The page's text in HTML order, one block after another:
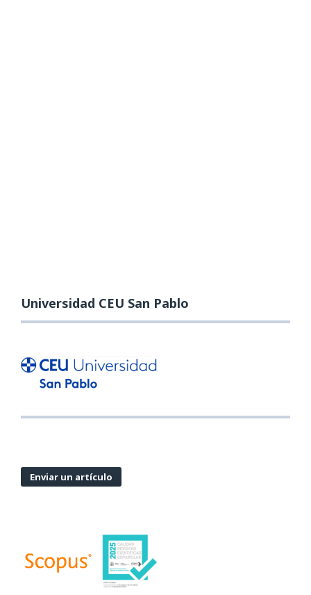
Universidad CEU San Pablo
Enviar un artículo